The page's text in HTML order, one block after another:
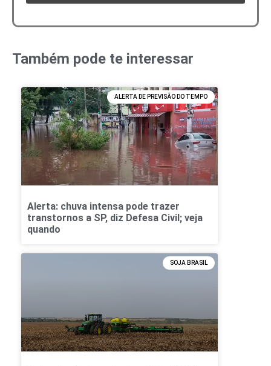
Também pode te interessar
ALERTA DE PREVISÃO DO TEMPO
Alerta: chuva intensa pode trazer
transtornos a SP, diz Defesa Civil; veja
quando
SOJA BRASIL